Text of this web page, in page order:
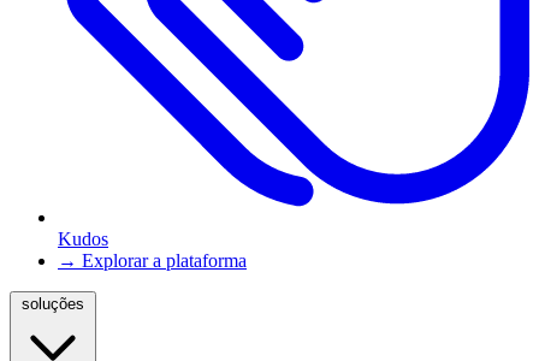
Kudos
→ Explorar a plataforma